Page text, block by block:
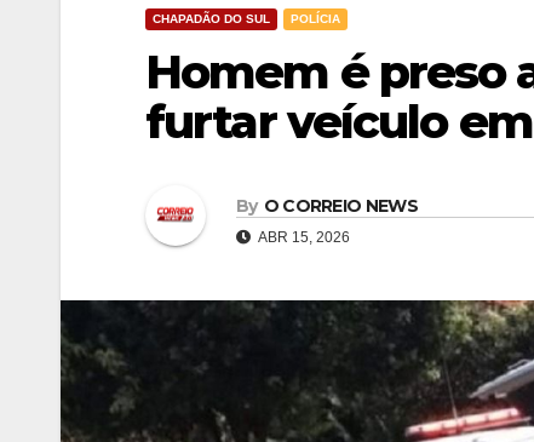
CHAPADÃO DO SUL POLÍCIA
Homem é preso
furtar veículo
By O CORREIO NEWS
ABR 15, 2026